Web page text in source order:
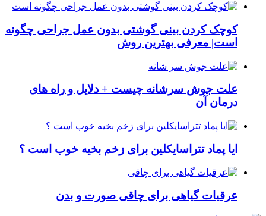
کوچک کردن بینی گوشتی بدون عمل جراحی چگونه
است| معرفی بهترین روش
علت جوش سرشانه چیست + دلایل و راه های
درمان آن
ایا پماد تتراسایکلین برای زخم بخیه خوب است ؟
عرقیات گیاهی برای چاقی صورت و بدن